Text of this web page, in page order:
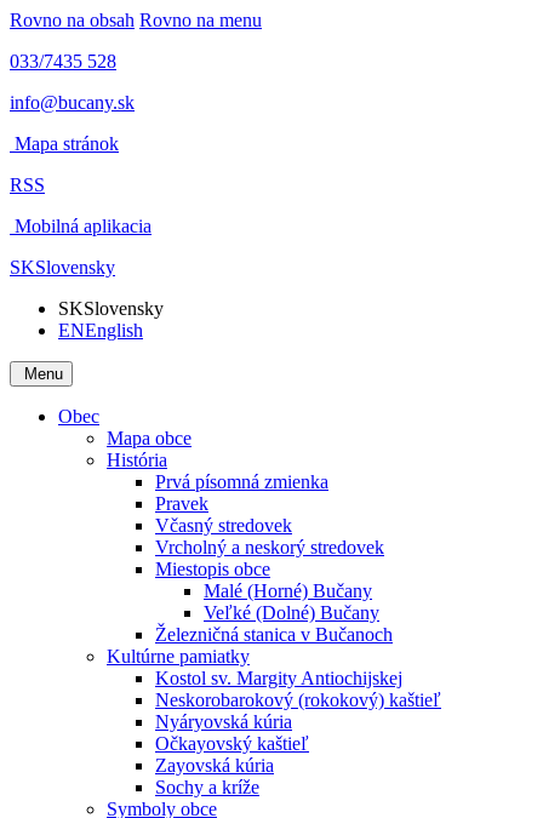
Rovno na obsah Rovno na menu
033/7435 528
info@bucany.sk
Mapa stránok
RSS
Mobilná aplikacia
SKSlovensky
SKSlovensky
ENEnglish
Menu
Obec
Mapa obce
História
Prvá písomná zmienka
Pravek
Včasný stredovek
Vrcholný a neskorý stredovek
Miestopis obce
Malé (Horné) Bučany
Veľké (Dolné) Bučany
Železničná stanica v Bučanoch
Kultúrne pamiatky
Kostol sv. Margity Antiochijskej
Neskorobarokový (rokokový) kaštieľ
Nyáryovská kúria
Očkayovský kaštieľ
Zayovská kúria
Sochy a kríže
Symboly obce